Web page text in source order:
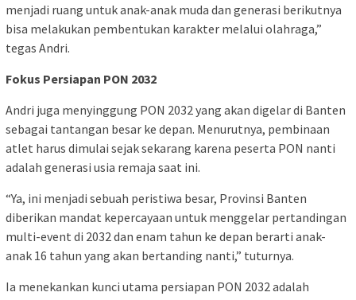
menjadi ruang untuk anak-anak muda dan generasi berikutnya
bisa melakukan pembentukan karakter melalui olahraga,”
tegas Andri.
Fokus Persiapan PON 2032
Andri juga menyinggung PON 2032 yang akan digelar di Banten
sebagai tantangan besar ke depan. Menurutnya, pembinaan
atlet harus dimulai sejak sekarang karena peserta PON nanti
adalah generasi usia remaja saat ini.
“Ya, ini menjadi sebuah peristiwa besar, Provinsi Banten
diberikan mandat kepercayaan untuk menggelar pertandingan
multi-event di 2032 dan enam tahun ke depan berarti anak-
anak 16 tahun yang akan bertanding nanti,” tuturnya.
Ia menekankan kunci utama persiapan PON 2032 adalah